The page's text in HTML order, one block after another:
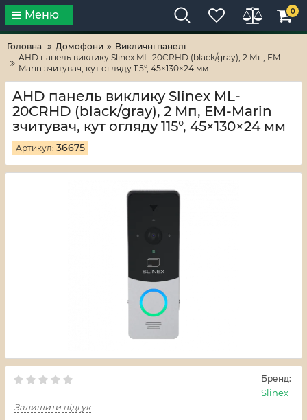
Тільки високі технології! RV-ZAFT
Меню 0
Головна Домофони
Викличні панелі
AHD панель виклику Slinex ML-20CRHD (black/gray), 2 Мп, EM-
Marin зчитувач, кут огляду 115°, 45×130×24 мм
AHD панель виклику Slinex ML-
20CRHD (black/gray), 2 Мп, EM-Marin
зчитувач, кут огляду 115°, 45×130×24 мм
Артикул: 36675
Бренд:
Slinex
Залишити відгук